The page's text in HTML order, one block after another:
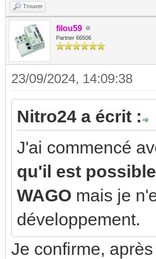
Trouver
filou59
Partner 66506
23/09/2024, 14:09:38
Nitro24 a écrit :
J'ai commencé
qu'il est
WAGO mais je
développement.
Je confirme,